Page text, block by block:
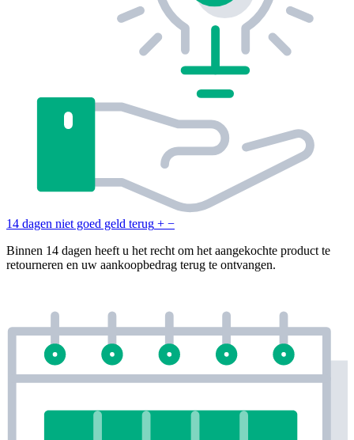
14 dagen niet goed geld terug + −
Binnen 14 dagen heeft u het recht om het aangekochte product te
retourneren en uw aankoopbedrag terug te ontvangen.